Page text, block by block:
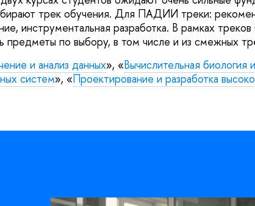
трек обучения. Для ПАДИИ треки:
разработка. В рамках треков
по выбору, в том числе и из смежных
и анализ данных», «Вычислительная биология и
систем», «Проектирование и разработка